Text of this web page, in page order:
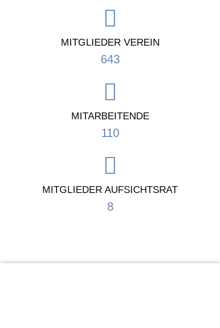
MITGLIEDER VEREIN
643
MITARBEITENDE
110
MITGLIEDER AUFSICHTSRAT
8